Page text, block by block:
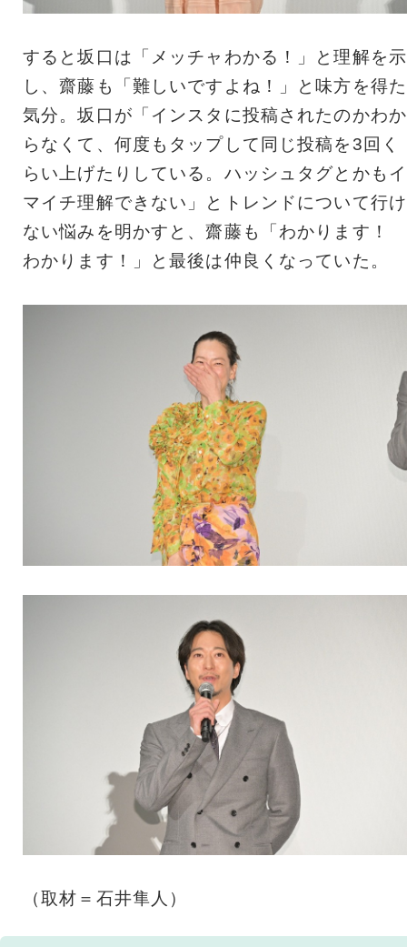
すると坂口は「メッチャわかる！」と理解を示
し、齋藤も「難しいですよね！」と味方を得た
気分。坂口が「インスタに投稿されたのかわか
らなくて、何度もタップして同じ投稿を3回く
らい上げたりしている。ハッシュタグとかもイ
マイチ理解できない」とトレンドについて行け
ない悩みを明かすと、齋藤も「わかります！
わかります！」と最後は仲良くなっていた。
（取材＝石井隼人）